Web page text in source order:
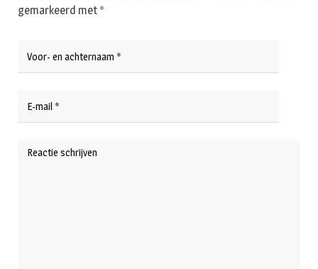
gemarkeerd met *